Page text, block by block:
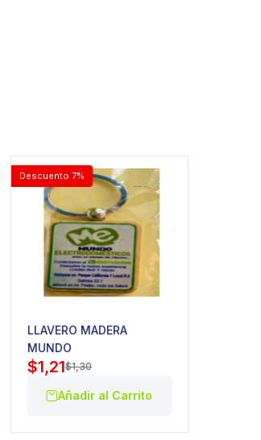
Descuento 7%
LLAVERO MADERA
MUNDO
$1,30
$1,21
Añadir al Carrito